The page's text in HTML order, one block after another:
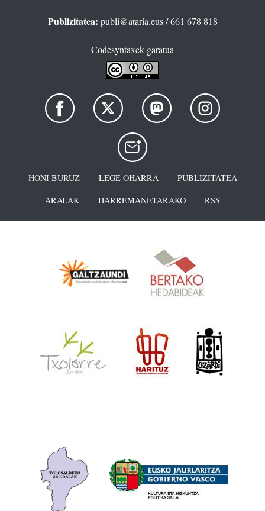
Publizitatea: publi@ataria.eus/ 661 678 818
Codesyntaxek garatua
HONI BURUZ LEGE OHARRA
PUBLIZITATEA
ARAUAK
HARREMANETARAKO RSS